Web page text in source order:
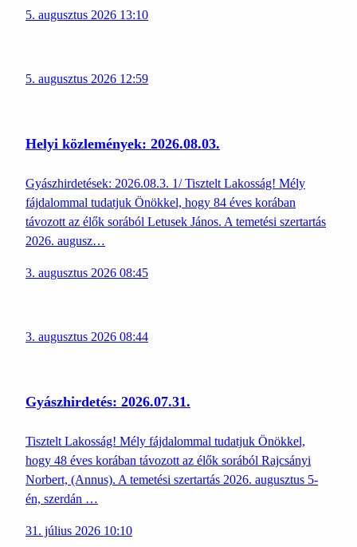
5. augusztus 2026 13:10
5. augusztus 2026 12:59
Helyi közlemények: 2026.08.03.
Gyászhirdetések: 2026.08.3. 1/ Tisztelt Lakosság! Mély
fájdalommal tudatjuk Önökkel, hogy 84 éves korában
távozott az élők sorából Letusek János. A temetési szertartás
2026. augusz…
3. augusztus 2026 08:45
3. augusztus 2026 08:44
Gyászhirdetés: 2026.07.31.
Tisztelt Lakosság! Mély fájdalommal tudatjuk Önökkel,
hogy 48 éves korában távozott az élők sorából Rajcsányi
Norbert, (Annus). A temetési szertartás 2026. augusztus 5-
én, szerdán …
31. július 2026 10:10